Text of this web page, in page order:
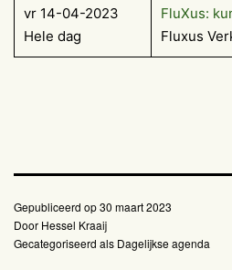
vr 14-04-2023
Hele dag
FluXus:
Fluxus
Gepubliceerd op30 maart 2023
Door Hessel Kraaij
Gecategoriseerd als Dagelijkse agenda